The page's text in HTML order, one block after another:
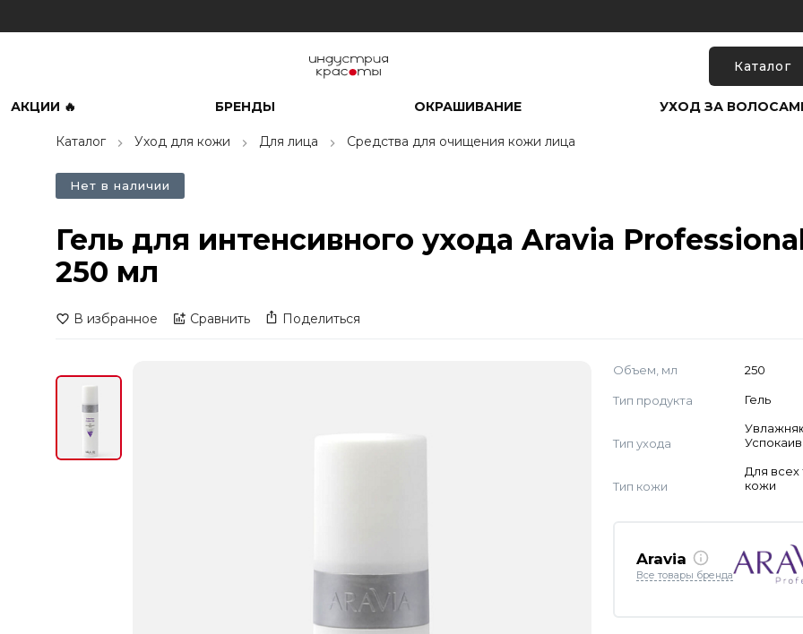
Каталог
АКЦИИ 🔥 БРЕНДЫ ОКРАШИВАНИЕ УХОД ЗА
Каталог Уход для кожи Для лица Средства для очищения кожи лица
Нет в наличии
Гель для интенсивного ухода Aravia
250 мл
В избранное Сравнить Поделиться
Объем, мл 250
Тип продукта Гель
Тип ухода
Тип кожи
Для всех
кожи
Aravia
Все товары бренда